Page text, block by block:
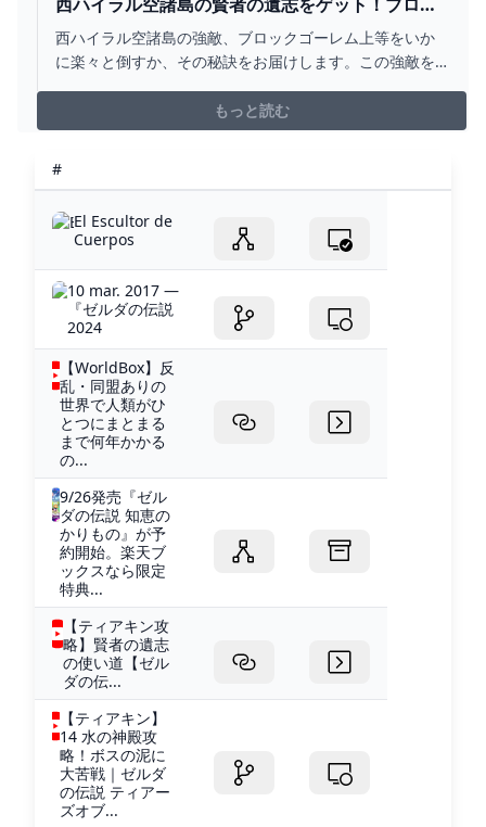
クゴーレム（上等）の安全な倒し方 - YOUTUBE
西ハイラル空諸島の強敵、ブロックゴーレム上等をいか
に楽々と倒すか、その秘訣をお届けします。この強敵を
まで視聴者の皆さんのティアキンでの冒険が少しでも楽
しく、スムーズに進む手助けになれば幸いです。ぜひチ
質問があればコ...
もっと読む
#
El Escultor de
Cuerpos
10 mar. 2017 —
『ゼルダの伝説
2024
【WorldBox】反
乱・同盟ありの
世界で人類がひ
とつにまとまる
まで何年かかる
の...
9/26発売『ゼル
ダの伝説 知恵の
かりもの』が予
約開始。楽天ブ
ックスなら限定
特典...
【ティアキン攻
略】賢者の遺志
の使い道【ゼル
ダの伝...
【ティアキン】
14 水の神殿攻
略！ボスの泥に
大苦戦｜ゼルダ
の伝説 ティアー
ズオブ...